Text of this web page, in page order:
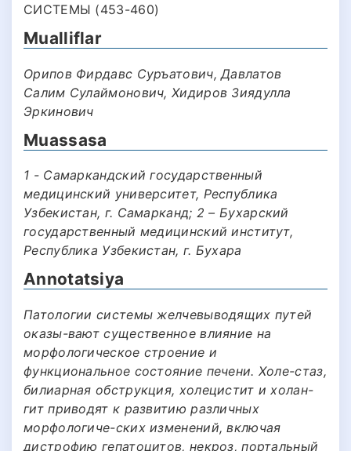
СИСТЕМЫ (453-460)
Mualliflar
Орипов Фирдавс Суръатович, Давлатов
Салим Сулаймонович, Хидиров Зиядулла
Эркинович
Muassasa
1 - Самаркандский государственный
медицинский университет, Республика
Узбекистан, г. Самарканд; 2 – Бухарский
государственный медицинский институт,
Республика Узбекистан, г. Бухара
Annotatsiya
Патологии системы желчевыводящих путей
оказы-вают существенное влияние на
морфологическое строение и
функциональное состояние печени. Холе-стаз,
билиарная обструкция, холецистит и холан-
гит приводят к развитию различных
морфологиче-ских изменений, включая
дистрофию гепатоцитов, некроз, портальный